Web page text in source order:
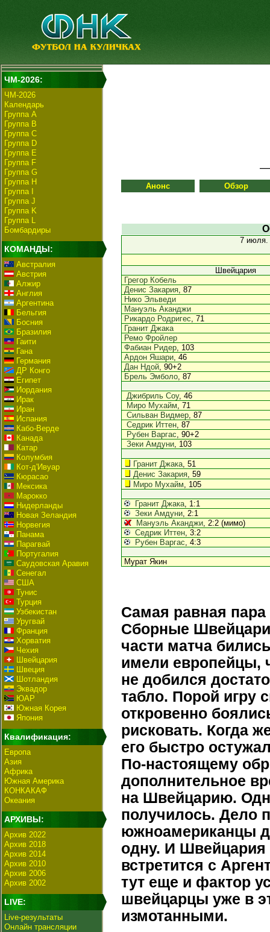
ЧМ-2026:
ЧМ-2026
Календарь
Группа А
Группа B
Группа C
Группа D
Группа E
Группа F
Группа G
Группа H
Группа I
Группа J
Группа K
Группа L
Бомбардиры
КОМАНДЫ:
Австралия
Австрия
Алжир
Англия
Аргентина
Бельгия
Босния
Бразилия
Гаити
Гана
Германия
ДР Конго
Египет
Иордания
Ирак
Иран
Испания
Кабо-Верде
Канада
Катар
Колумбия
Кот-д'Ивуар
Кюрасао
Мексика
Марокко
Нидерланды
Новая Зеландия
Норвегия
Панама
Парагвай
Португалия
Саудовская Аравия
Сенегал
США
Тунис
Турция
Узбекистан
Уругвай
Франция
Хорватия
Чехия
Швейцария
Швеция
Шотландия
Эквадор
ЮАР
Южная Корея
Япония
Квалификация:
Европа
Азия
Африка
Южная Америка
КОНКАКАФ
Океания
АРХИВЫ:
Архив 2022
Архив 2018
Архив 2014
Архив 2010
Архив 2006
Архив 2002
LIVE:
Live-результаты
Онлайн трансляции
Анонс Обзор
7
Швейцария
Грегор Кобель
Денис Закария, 87
Нико Эльведи
Мануэль Аканджи
Рикардо Родригес, 71
Гранит Джака
Ремо Фройлер
Фабиан Ридер, 103
Ардон Яшари, 46
Дан Ндой, 90+2
Брель Эмболо, 87
Джибриль Соу, 46
Миро Мухайм, 71
Сильван Видмер, 87
Седрик Иттен, 87
Рубен Варгас, 90+2
Зеки Амдуни, 103
Гранит Джака, 51
Денис Закария, 59
Миро Мухайм, 105
Гранит Джака, 1:1
Зеки Амдуни, 2:1
Мануэль Аканджи, 2:2 (мимо)
Седрик Иттен, 3:2
Рубен Варгас, 4:3
Мурат Якин
Самая равная пара
Сборные
части матча
имели европейцы,
не добился
табло. Порой игру
откровенно
рисковать. Когда
его быстро
По-настоящему
дополнительное
на Швейцарию.
получилось. Дело
южноамериканцы
одну. И Швейцария
встретится с
тут еще и фактор
швейцарцы уже в
измотанными.